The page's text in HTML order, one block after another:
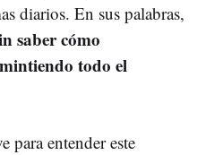
diarios. En sus palabras,
saber cómo
todo el
para entender este